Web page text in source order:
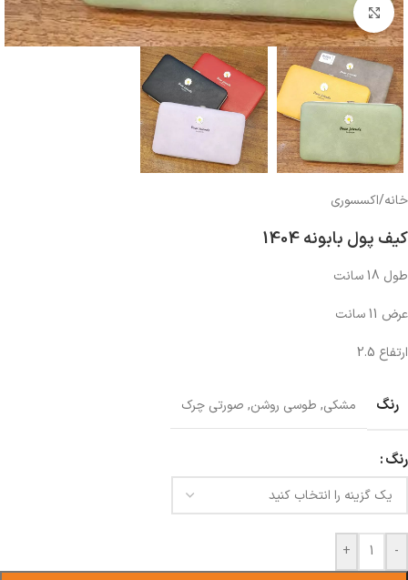
بزرگنمایی تصویر
خانه/اکسسوری
کیف پول بابونه 1404
طول 18 سانت
عرض 11 سانت
ارتفاع 2.5
رنگ مشکی, طوسی روشن, صورتی چرک
رنگ
-
+